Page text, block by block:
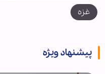
غزه
پیشنهاد ویژه